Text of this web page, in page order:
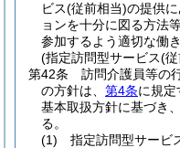
ビス(従前相当)の提供
ョンを十分に図る方法
参加するよう適切な働
(指定訪問型サービス(
第42条
訪問介護員等の
の方針は、 第4条に規定
基本取扱方針に基づき
る。
(1)
指定訪問型サービ